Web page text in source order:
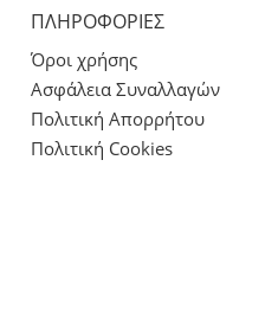
ΠΛΗΡΟΦΟΡΊΕΣ
Όροι χρήσης
Ασφάλεια Συναλλαγών
Πολιτική Απορρήτου
Πολιτική Cookies